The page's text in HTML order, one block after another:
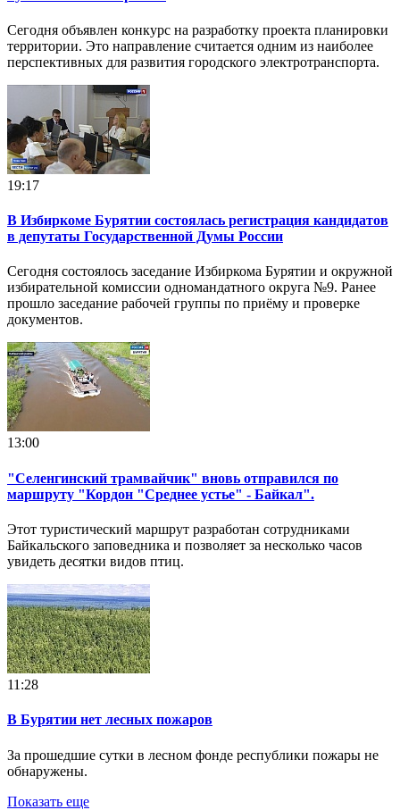
Сегодня объявлен конкурс на разработку проекта планировки
территории. Это направление считается одним из наиболее
перспективных для развития городского электротранспорта.
19:17
В Избиркоме Бурятии состоялась регистрация кандидатов
в депутаты Государственной Думы России
Сегодня состоялось заседание Избиркома Бурятии и окружной
избирательной комиссии одномандатного округа №9. Ранее
прошло заседание рабочей группы по приёму и проверке
документов.
13:00
"Селенгинский трамвайчик" вновь отправился по
маршруту "Кордон "Среднее устье" - Байкал".
Этот туристический маршрут разработан сотрудниками
Байкальского заповедника и позволяет за несколько часов
увидеть десятки видов птиц.
11:28
В Бурятии нет лесных пожаров
За прошедшие сутки в лесном фонде республики пожары не
обнаружены.
Показать еще